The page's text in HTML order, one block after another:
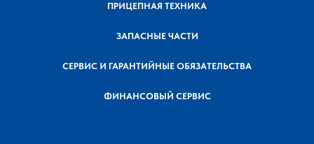
ПРИЦЕПНАЯ ТЕХНИКА
ЗАПАСНЫЕ ЧАСТИ
СЕРВИС И ГАРАНТИЙНЫЕ ОБЯЗАТЕЛЬСТВА
ФИНАНСОВЫЙ СЕРВИС